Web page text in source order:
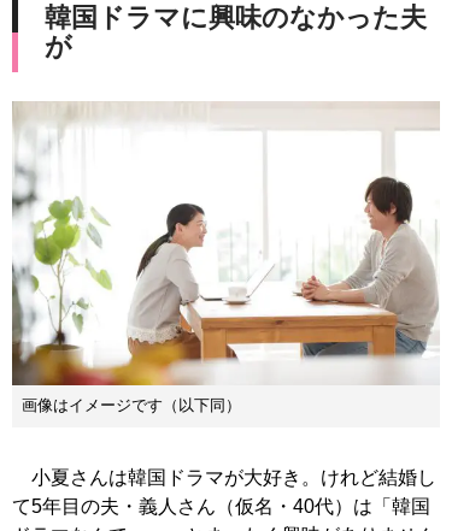
韓国ドラマに興味のなかった夫
が
画像はイメージです（以下同）
小夏さんは韓国ドラマが大好き。けれど結婚し
て5年目の夫・義人さん（仮名・40代）は「韓国